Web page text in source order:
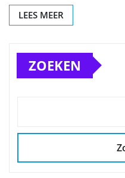
LEES MEER
ZOEKEN